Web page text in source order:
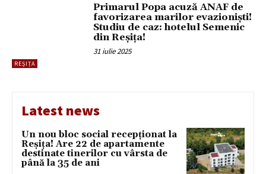
REȘIȚA
Primarul Popa acuză ANAF de
favorizarea marilor evazioniști!
Studiu de caz: hotelul Semenic
din Reșița!
31 iulie 2025
Latest news
Un nou bloc social recepționat la
Reșița! Are 22 de apartamente
destinate tinerilor cu vârsta de
până la 35 de ani